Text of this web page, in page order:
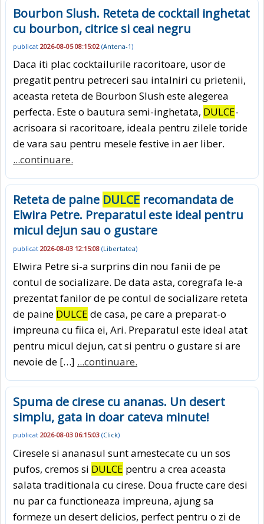
Bourbon Slush. Reteta de cocktail inghetat
cu bourbon, citrice si ceai negru
publicat 2026-08-05 08:15:02 (Antena-1)
Daca iti plac cocktailurile racoritoare, usor de
pregatit pentru petreceri sau intalniri cu prietenii,
aceasta reteta de Bourbon Slush este alegerea
perfecta. Este o bautura semi-inghetata, DULCE-
acrisoara si racoritoare, ideala pentru zilele toride
de vara sau pentru mesele festive in aer liber.
...continuare.
Reteta de paine DULCE recomandata de
Elwira Petre. Preparatul este ideal pentru
micul dejun sau o gustare
publicat 2026-08-03 12:15:08 (Libertatea)
Elwira Petre si-a surprins din nou fanii de pe
contul de socializare. De data asta, coregrafa le-a
prezentat fanilor de pe contul de socializare reteta
de paine DULCE de casa, pe care a preparat-o
impreuna cu fiica ei, Ari. Preparatul este ideal atat
pentru micul dejun, cat si pentru o gustare si are
nevoie de […] ...continuare.
Spuma de cirese cu ananas. Un desert
simplu, gata in doar cateva minute!
publicat 2026-08-03 06:15:03 (Click)
Ciresele si ananasul sunt amestecate cu un sos
pufos, cremos si DULCE pentru a crea aceasta
salata traditionala cu cirese. Doua fructe care desi
nu par ca functioneaza impreuna, ajung sa
formeze un desert delicios, perfect pentru o zi de